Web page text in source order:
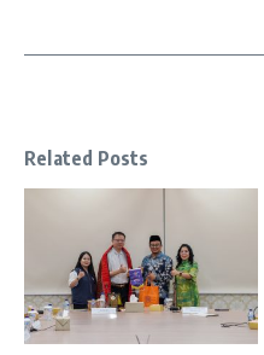
Related Posts